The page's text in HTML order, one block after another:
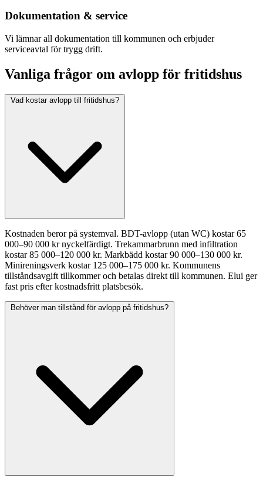
Dokumentation & service
Vi lämnar all dokumentation till kommunen och erbjuder
serviceavtal för trygg drift.
Vanliga frågor om avlopp för fritidshus
Vad kostar avlopp till fritidshus?
Kostnaden beror på systemval. BDT-avlopp (utan WC) kostar 65
000–90 000 kr nyckelfärdigt. Trekammarbrunn med infiltration
kostar 85 000–120 000 kr. Markbädd kostar 90 000–130 000 kr.
Minireningsverk kostar 125 000–175 000 kr. Kommunens
tillståndsavgift tillkommer och betalas direkt till kommunen. Elui ger
fast pris efter kostnadsfritt platsbesök.
Behöver man tillstånd för avlopp på fritidshus?